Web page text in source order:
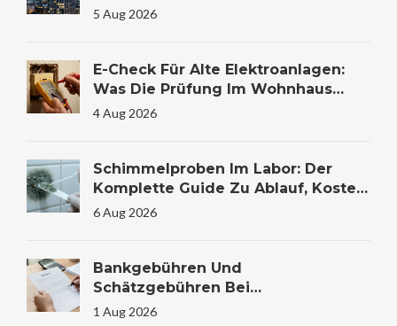
Immobilienkaufverhalten
5 Aug 2026
E-Check Für Alte Elektroanlagen:
Was Die Prüfung Im Wohnhaus
Wirklich Kostet Und Warum Sie
4 Aug 2026
Schimmelproben Im Labor: Der
Komplette Guide Zu Ablauf, Kosten
Und Auswertung
6 Aug 2026
Bankgebühren Und
Schätzgebühren Bei
Immobilienfinanzierung: Kosten
1 Aug 2026